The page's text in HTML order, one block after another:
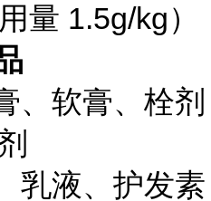
量 1.5g/kg）
、软膏、栓剂
乳液、护发素